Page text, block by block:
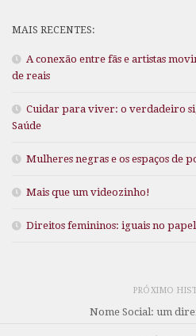
MAIS RECENTES:
A conexão entre fãs e artistas
de reais
Cuidar para viver: o verdadeiro
Saúde
Mulheres negras e os espaços de
Mais que um videozinho!
Direitos femininos: iguais no
PRÓXIMO
Nome Social: um